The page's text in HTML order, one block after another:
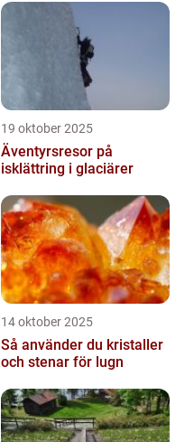
19 oktober 2025
Äventyrsresor på
isklättring i glaciärer
14 oktober 2025
Så använder du kristaller
och stenar för lugn